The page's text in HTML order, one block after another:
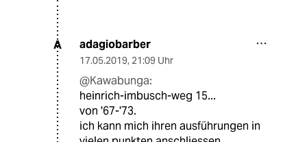
A adagiobarber
17.05.2019, 21:09 Uhr
@Kawabunga:
heinrich-imbusch-weg 15...
von '67-'73.
ich kann mich ihren ausführungen in